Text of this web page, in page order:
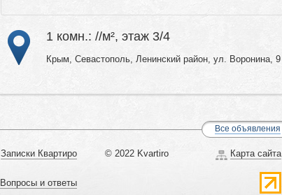
1 комн.: //м², этаж 3/4
Крым, Севастополь, Ленинский район, ул. Воронина, 9
Все объявления
Записки Квартиро
Вопросы и ответы
© 2022 Kvartiro Карта сайта